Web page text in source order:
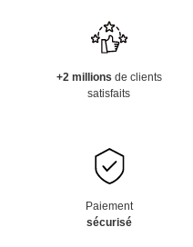
+2 millions de clients
satisfaits
Paiement
sécurisé